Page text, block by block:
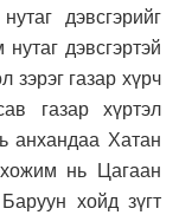
дэвсгэрийг
дэвсгэртэй
зэрэг газар хүрч
газар хүртэл
анхандаа Хатан
нь Цагаан
хойд зүгт